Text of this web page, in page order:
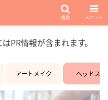
PR情報が含まれます。
アートメイク ヘッドスパ
検索 メニュー